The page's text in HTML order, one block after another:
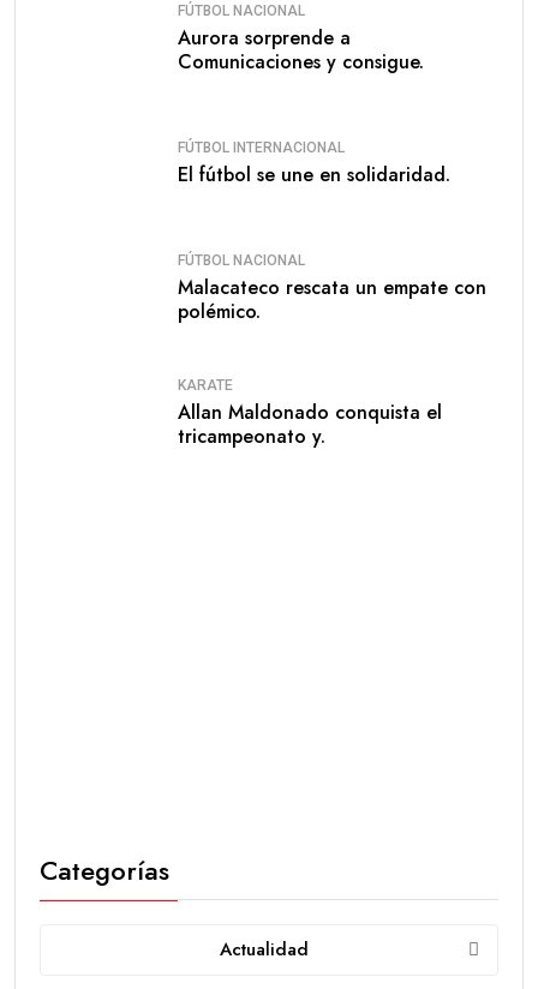
FÚTBOL NACIONAL
Aurora sorprende a
Comunicaciones y consigue.
FÚTBOL INTERNACIONAL
El fútbol se une en solidaridad.
FÚTBOL NACIONAL
Malacateco rescata un empate con
polémico.
KARATE
Allan Maldonado conquista el
tricampeonato y.
Categorías
Actualidad